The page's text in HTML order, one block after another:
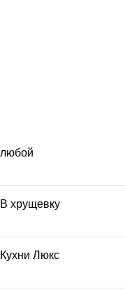
любой
В хрущевку
Кухни Люкс